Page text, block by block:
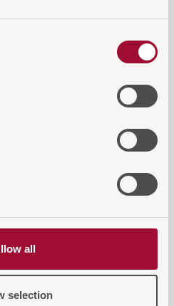
all
selection
Würfelform – erhältlich